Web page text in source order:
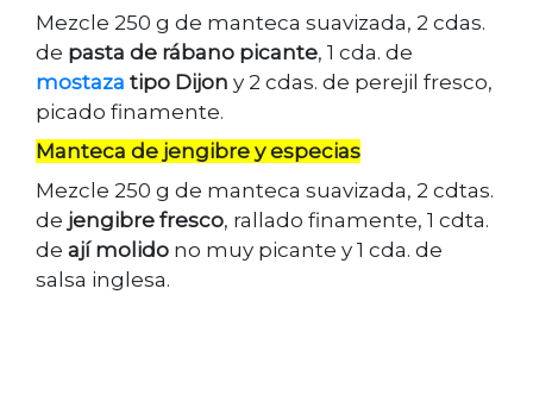
Mezcle 250 g de manteca suavizada, 2 cdas.
de pasta de rábano picante, 1 cda. de
mostaza tipo Dijon y 2 cdas. de perejil fresco,
picado finamente.
Manteca de jengibre y especias
Mezcle 250 g de manteca suavizada, 2 cdtas.
de jengibre fresco, rallado finamente, 1 cdta.
de ají molido no muy picante y 1 cda. de
salsa inglesa.